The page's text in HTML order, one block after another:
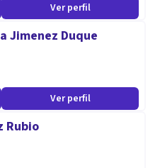
Ver perfil
Jimenez Duque
Ver perfil
Rubio